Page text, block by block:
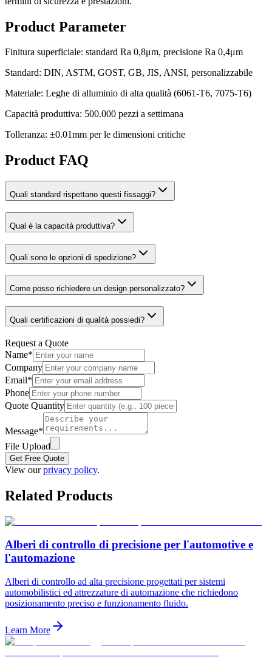
Product Parameter
Finitura superficiale: standard Ra 0,8μm, precisione Ra 0,4μm
Standard: DIN, ASTM, GOST, GB, JIS, ANSI, personalizzabile
Materiale: Leghe di alluminio di alta qualità (6061-T6, 7075-T6)
Capacità produttiva: 500.000 pezzi a settimana
Tolleranza: ±0.01mm per le dimensioni critiche
Product FAQ
Quali standard rispettano questi fissaggi?
Qual è la capacità produttiva?
Quali sono le opzioni di spedizione?
Come posso richiedere un design personalizzato?
Quali certificazioni di qualità possiedi?
Request a Quote
Name*
Company
Email*
Phone
Quote Quantity
Message*
File Upload
Get Free Quote
View our privacy policy.
Related Products
Alberi di controllo di precisione per l'automotive e
l'automazione
Alberi di controllo ad alta precisione progettati per sistemi
automobilistici ed attrezzature di automazione che richiedono
posizionamento preciso e funzionamento fluido.
Learn More